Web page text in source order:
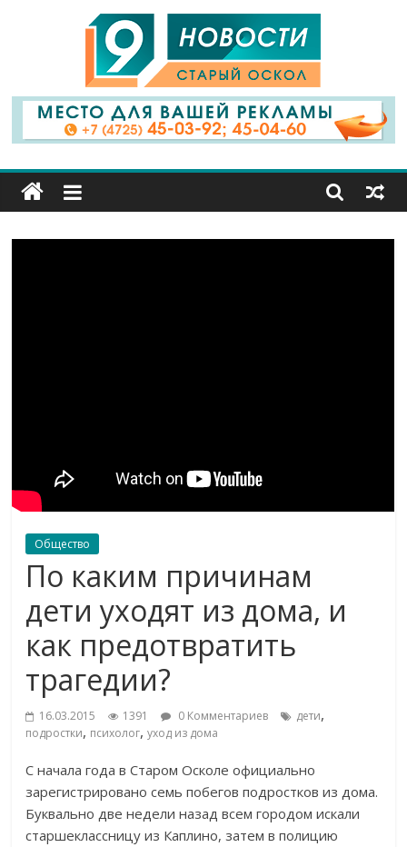
9
Канал
Старый
Общество
По каким причинам
дети уходят из дома, и
как предотвратить
трагедии?
16.03.2015 1391 0 Комментариев дети,
подростки, психолог,уход из дома
С начала года в Старом Осколе официально
зарегистрировано семь побегов подростков из дома.
Буквально две недели назад всем городом искали
старшеклассницу из Каплино, затем в полицию